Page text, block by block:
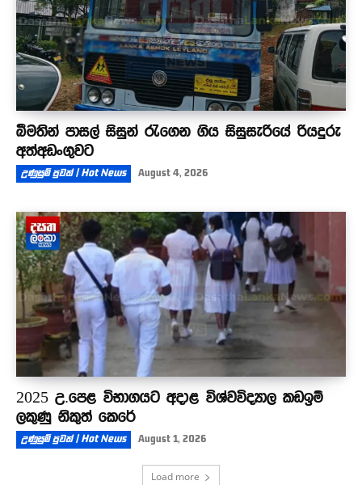
බීමතින් පාසල් සිසුන් රැගෙන ගිය සිසුසැරියේ රියදුරු
අත්අඩංගුවට
උණුසුම් පුවත් | Hot News August 4, 2026
2025 උ.පෙළ විභාගයට අදාළ විශ්වවිද්‍යාල කඩඉම්
ලකුණු නිකුත් කෙරේ
උණුසුම් පුවත් | Hot News August 1, 2026
Load more